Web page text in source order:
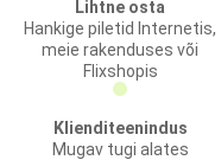
Lihtne osta
Hankige piletid Internetis,
meie rakenduses või
Flixshopis
Klienditeenindus
Mugav tugi alates